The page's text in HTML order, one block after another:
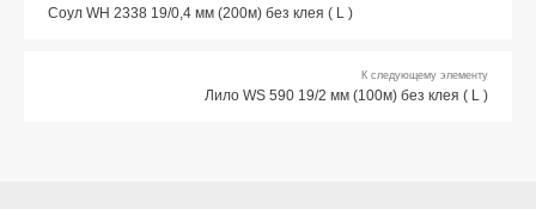
Соул WH 2338 19/0,4 мм (200м) без клея ( L )
К следующему элементу
Лило WS 590 19/2 мм (100м) без клея ( L )